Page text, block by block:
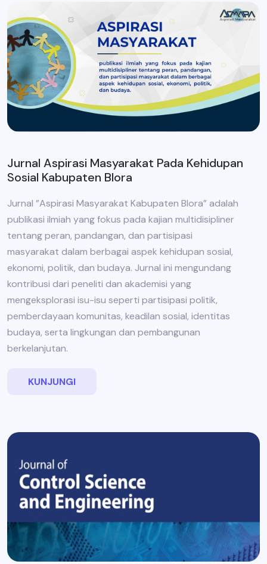
Jurnal Aspirasi Masyarakat Pada Kehidupan
Sosial Kabupaten Blora
Jurnal ”Aspirasi Masyarakat Kabupaten Blora” adalah
publikasi ilmiah yang fokus pada kajian multidisipliner
tentang peran, pandangan, dan partisipasi
masyarakat dalam berbagai aspek kehidupan sosial,
ekonomi, politik, dan budaya. Jurnal ini mengundang
kontribusi dari peneliti dan akademisi yang
mengeksplorasi isu-isu seperti partisipasi politik,
pemberdayaan komunitas, keadilan sosial, identitas
budaya, serta lingkungan dan pembangunan
berkelanjutan.
KUNJUNGI